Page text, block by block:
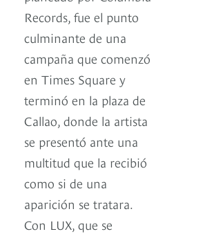
Records, fue el punto
culminante de una
campaña que comenzó
en Times Square y
terminó en la plaza de
Callao, donde la artista
se presentó ante una
multitud que la recibió
como si de una
aparición se tratara.
Con LUX, que se